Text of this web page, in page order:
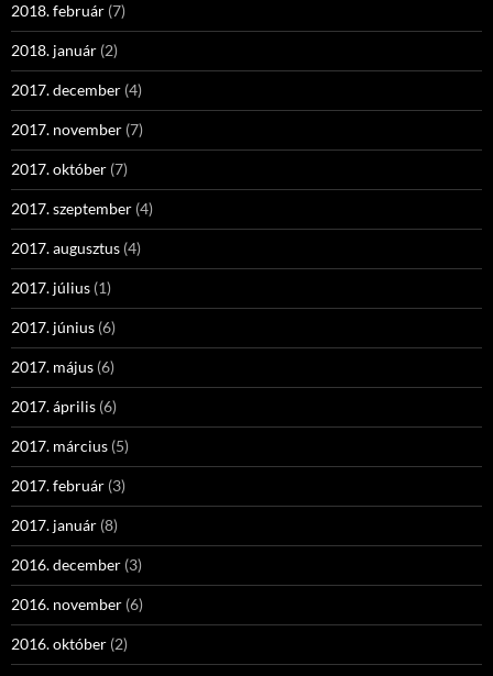
2018. február (7)
2018. január (2)
2017. december (4)
2017. november (7)
2017. október (7)
2017. szeptember (4)
2017. augusztus (4)
2017. július (1)
2017. június (6)
2017. május (6)
2017. április (6)
2017. március (5)
2017. február (3)
2017. január (8)
2016. december (3)
2016. november (6)
2016. október (2)